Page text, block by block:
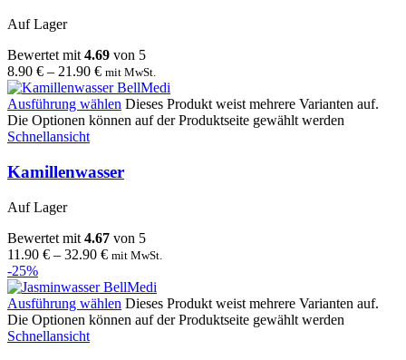
Auf Lager
Bewertet mit4.69 von 5
8.90 € – 21.90 € mit MwSt.
Ausführung wählen Dieses Produkt weist mehrere Varianten auf.
Die Optionen können auf der Produktseite gewählt werden
Schnellansicht
Kamillenwasser
Auf Lager
Bewertet mit 4.67 von 5
11.90 € – 32.90 € mit MwSt.
-25%
Ausführung wählen Dieses Produkt weist mehrere Varianten auf.
Die Optionen können auf der Produktseite gewählt werden
Schnellansicht